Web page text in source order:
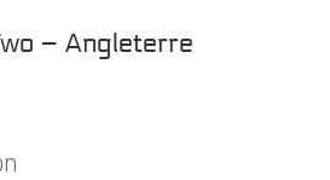
– Angleterre